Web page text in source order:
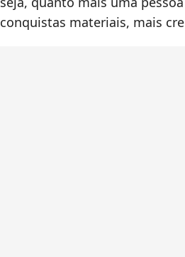
conquistas materiais, mais